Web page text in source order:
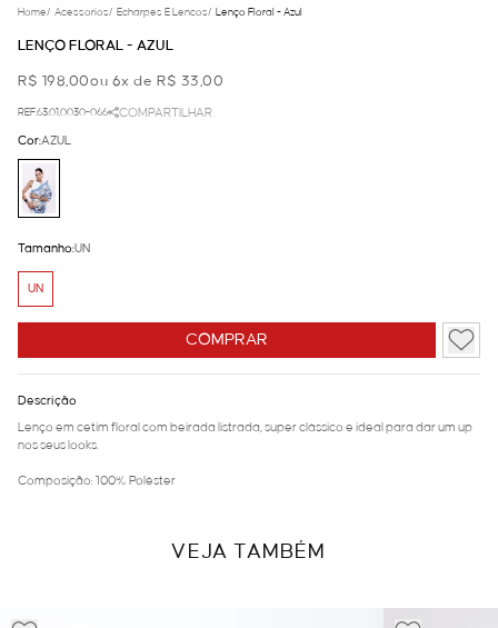
Home/ Acessorios/ Echarpes E Lencos/ Lenço Floral - Azul
LENÇO FLORAL - AZUL
R$ 198,00ou 6x de R$ 33,00
REF.63.01.0030-066 COMPARTILHAR
COMPRAR
Cor:AZUL
Tamanho:UN
UN
Descrição
Lenço em cetim floral com beirada listrada, super clássico e ideal para dar um up
nos seus looks.
Composição: 100% Poléster
VEJA TAMBÉM